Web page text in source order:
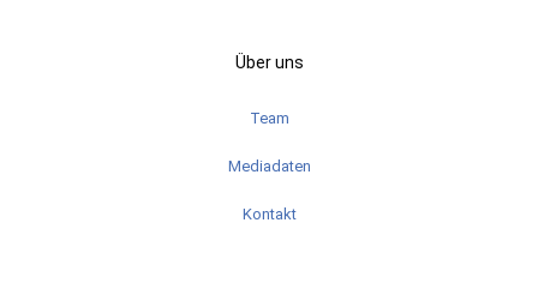
Über uns
Team
Mediadaten
Kontakt